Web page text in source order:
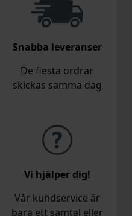
Snabba leveranser
De flesta ordrar
skickas samma dag
Vi hjälper dig!
Vår kundservice är
bara ett samtal eller